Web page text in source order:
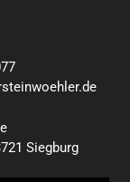
Siegburg